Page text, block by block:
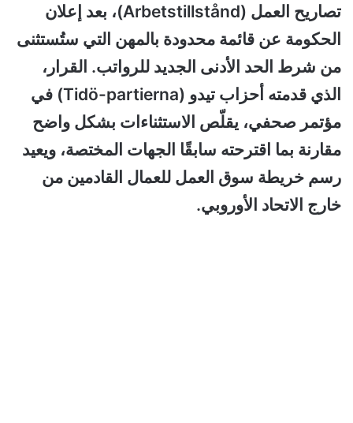
تصاريح العمل (Arbetstillstånd)، بعد إعلان
الحكومة عن قائمة محدودة بالمهن التي ستُستثنى
من شرط الحد الأدنى الجديد للرواتب. القرار،
الذي قدمته أحزاب تيدو (Tidö-partierna) في
مؤتمر صحفي، يقلّص الاستثناءات بشكل واضح
مقارنة بما اقترحته سابقًا الجهات المختصة، ويعيد
رسم خريطة سوق العمل للعمال القادمين من
خارج الاتحاد الأوروبي.